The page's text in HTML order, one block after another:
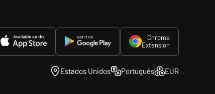
Chrome
Extension
Estados Unidos Português EUR